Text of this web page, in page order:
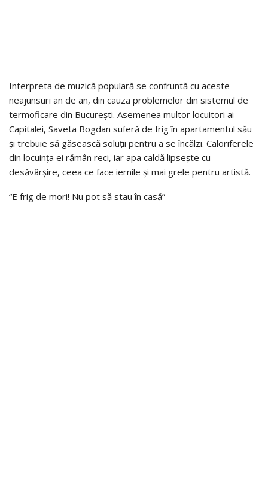
Interpreta de muzică populară se confruntă cu aceste
neajunsuri an de an, din cauza problemelor din sistemul de
termoficare din București. Asemenea multor locuitori ai
Capitalei, Saveta Bogdan suferă de frig în apartamentul său
și trebuie să găsească soluții pentru a se încălzi. Caloriferele
din locuința ei rămân reci, iar apa caldă lipsește cu
desăvârșire, ceea ce face iernile și mai grele pentru artistă.
“E frig de mori! Nu pot să stau în casă”